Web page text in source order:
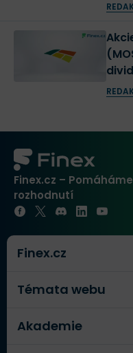
(MOS) - Aktuální
Finex.cz –
rozhodnutí
Finex.cz
Témata webu
Akademie